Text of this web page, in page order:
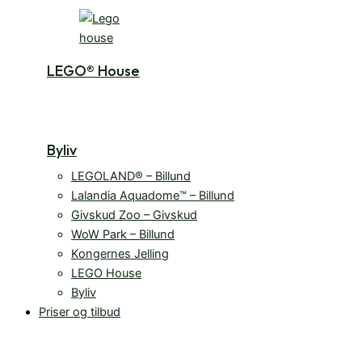
LEGO® House
Byliv
LEGOLAND® – Billund
Lalandia Aquadome™ – Billund
Givskud Zoo – Givskud
WoW Park – Billund
Kongernes Jelling
LEGO House
Byliv
Priser og tilbud